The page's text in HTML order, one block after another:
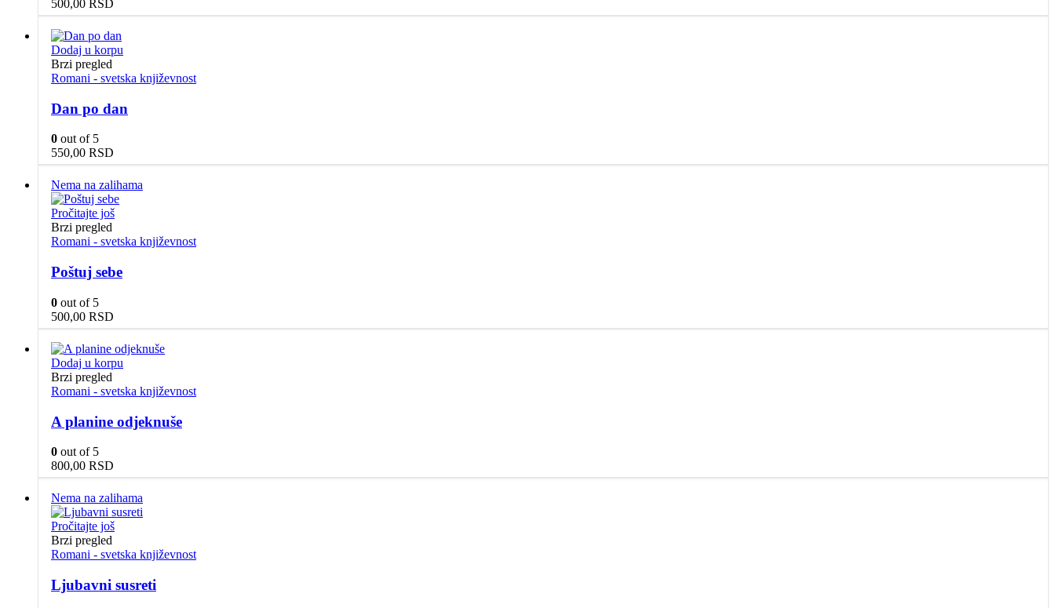
500,00 RSD
Dodaj u korpu
Brzi pregled
Romani - svetska književnost
Dan po dan
0 out of 5
550,00 RSD
Nema na zalihama
Pročitajte još
Brzi pregled
Romani - svetska književnost
Poštuj sebe
0 out of 5
500,00 RSD
Dodaj u korpu
Brzi pregled
Romani - svetska književnost
A planine odjeknuše
0 out of 5
800,00 RSD
Nema na zalihama
Pročitajte još
Brzi pregled
Romani - svetska književnost
Ljubavni susreti